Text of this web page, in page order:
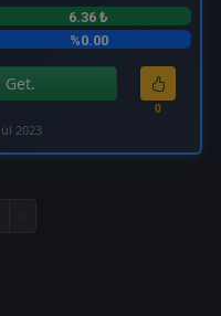
6.36 ₺
%0.00
Get.
0
2023